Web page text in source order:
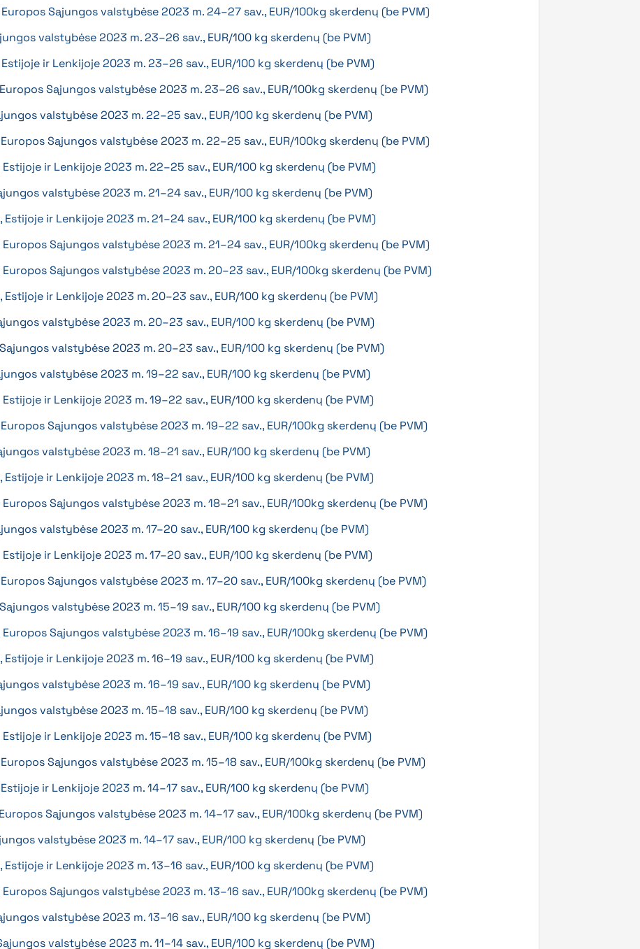
Sąjungos valstybėse 2023 m. 24–27 sav., EUR/100kg skerdenų (be PVM)
valstybėse 2023 m. 23–26 sav., EUR/100 kg skerdenų (be PVM)
ir Lenkijoje 2023 m. 23–26 sav., EUR/100 kg skerdenų (be PVM)
Sąjungos valstybėse 2023 m. 23–26 sav., EUR/100kg skerdenų (be PVM)
valstybėse 2023 m. 22–25 sav., EUR/100 kg skerdenų (be PVM)
Sąjungos valstybėse 2023 m. 22–25 sav., EUR/100kg skerdenų (be PVM)
ir Lenkijoje 2023 m. 22–25 sav., EUR/100 kg skerdenų (be PVM)
valstybėse 2023 m. 21–24 sav., EUR/100 kg skerdenų (be PVM)
ir Lenkijoje 2023 m. 21–24 sav., EUR/100 kg skerdenų (be PVM)
Sąjungos valstybėse 2023 m. 21–24 sav., EUR/100kg skerdenų (be PVM)
Sąjungos valstybėse 2023 m. 20–23 sav., EUR/100kg skerdenų (be PVM)
ir Lenkijoje 2023 m. 20–23 sav., EUR/100 kg skerdenų (be PVM)
valstybėse 2023 m. 20–23 sav., EUR/100 kg skerdenų (be PVM)
valstybėse 2023 m. 20–23 sav., EUR/100 kg skerdenų (be PVM)
valstybėse 2023 m. 19–22 sav., EUR/100 kg skerdenų (be PVM)
ir Lenkijoje 2023 m. 19–22 sav., EUR/100 kg skerdenų (be PVM)
Sąjungos valstybėse 2023 m. 19–22 sav., EUR/100kg skerdenų (be PVM)
valstybėse 2023 m. 18–21 sav., EUR/100 kg skerdenų (be PVM)
ir Lenkijoje 2023 m. 18–21 sav., EUR/100 kg skerdenų (be PVM)
Sąjungos valstybėse 2023 m. 18–21 sav., EUR/100kg skerdenų (be PVM)
valstybėse 2023 m. 17–20 sav., EUR/100 kg skerdenų (be PVM)
ir Lenkijoje 2023 m. 17–20 sav., EUR/100 kg skerdenų (be PVM)
Sąjungos valstybėse 2023 m. 17–20 sav., EUR/100kg skerdenų (be PVM)
valstybėse 2023 m. 15–19 sav., EUR/100 kg skerdenų (be PVM)
Sąjungos valstybėse 2023 m. 16–19 sav., EUR/100kg skerdenų (be PVM)
ir Lenkijoje 2023 m. 16–19 sav., EUR/100 kg skerdenų (be PVM)
valstybėse 2023 m. 16–19 sav., EUR/100 kg skerdenų (be PVM)
valstybėse 2023 m. 15–18 sav., EUR/100 kg skerdenų (be PVM)
ir Lenkijoje 2023 m. 15–18 sav., EUR/100 kg skerdenų (be PVM)
Sąjungos valstybėse 2023 m. 15–18 sav., EUR/100kg skerdenų (be PVM)
ir Lenkijoje 2023 m. 14–17 sav., EUR/100 kg skerdenų (be PVM)
Sąjungos valstybėse 2023 m. 14–17 sav., EUR/100kg skerdenų (be PVM)
valstybėse 2023 m. 14–17 sav., EUR/100 kg skerdenų (be PVM)
ir Lenkijoje 2023 m. 13–16 sav., EUR/100 kg skerdenų (be PVM)
Sąjungos valstybėse 2023 m. 13–16 sav., EUR/100kg skerdenų (be PVM)
valstybėse 2023 m. 13–16 sav., EUR/100 kg skerdenų (be PVM)
valstybėse 2023 m. 11–14 sav., EUR/100 kg skerdenų (be PVM)